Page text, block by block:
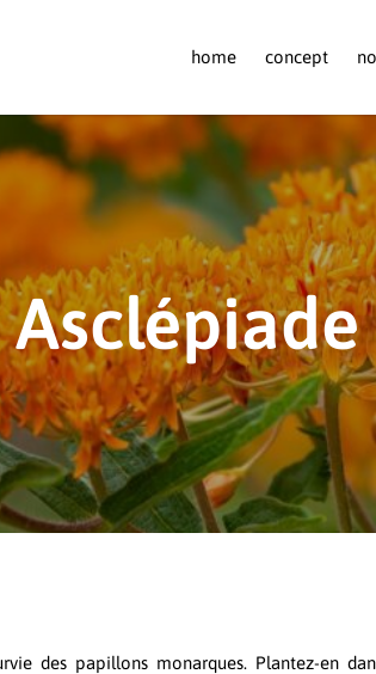
home concept
des papillons monarques. Plantez-en